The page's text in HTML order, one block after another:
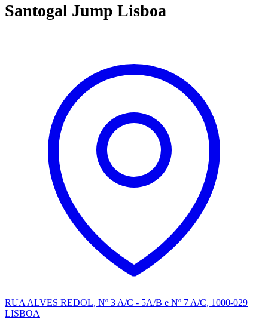
Santogal Jump Lisboa
RUA ALVES REDOL, Nº 3 A/C - 5A/B e Nº 7 A/C, 1000-029
LISBOA